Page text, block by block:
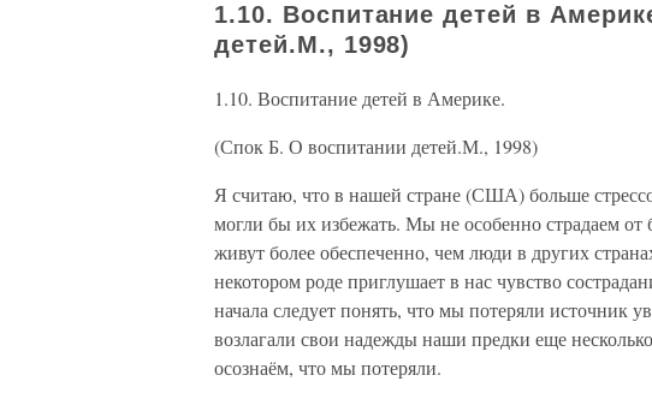
1.10. Воспитание детей в
детей.М., 1998)
1.10. Воспитание детей в Америке.
(Спок Б. О воспитании детей.М., 1998)
Я считаю, что в нашей стране (США) больше
могли бы их избежать. Мы не особенно страдаем от
живут более обеспеченно, чем люди в других
некотором роде приглушает в нас чувство
начала следует понять, что мы потеряли источник
возлагали свои надежды наши предки еще
осознаём, что мы потеряли.